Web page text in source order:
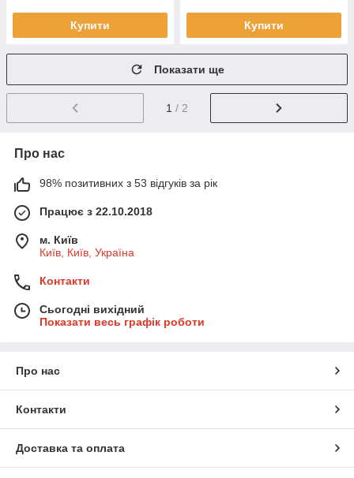
Купити Купити
Показати ще
1 / 2
Про нас
98% позитивних з 53 відгуків за рік
Працює з 22.10.2018
м. Київ
Київ, Київ, Україна
Контакти
Сьогодні вихідний
Показати весь графік роботи
Про нас
Контакти
Доставка та оплата